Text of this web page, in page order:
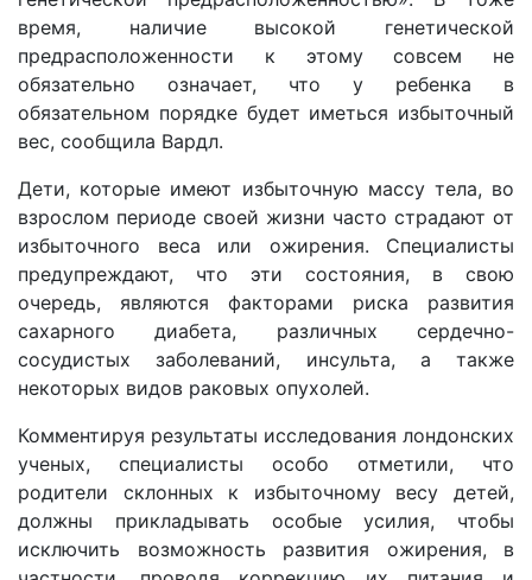
время, наличие высокой генетической
предрасположенности к этому совсем не
обязательно означает, что у ребенка в
обязательном порядке будет иметься избыточный
вес, сообщила Вардл.
Дети, которые имеют избыточную массу тела, во
взрослом периоде своей жизни часто страдают от
избыточного веса или ожирения. Специалисты
предупреждают, что эти состояния, в свою
очередь, являются факторами риска развития
сахарного диабета, различных сердечно-
сосудистых заболеваний, инсульта, а также
некоторых видов раковых опухолей.
Комментируя результаты исследования лондонских
ученых, специалисты особо отметили, что
родители склонных к избыточному весу детей,
должны прикладывать особые усилия, чтобы
исключить возможность развития ожирения, в